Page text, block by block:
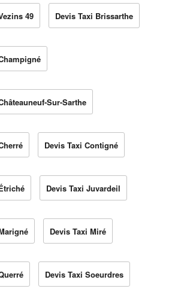
49 Devis Taxi Brissarthe
Sur-Sarthe
Devis Taxi Contigné
Devis Taxi Juvardeil
Devis Taxi Miré
Devis Taxi Soeurdres